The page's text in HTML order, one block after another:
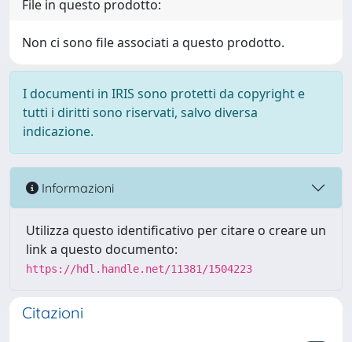
File in questo prodotto:
Non ci sono file associati a questo prodotto.
I documenti in IRIS sono protetti da copyright e
tutti i diritti sono riservati, salvo diversa
indicazione.
Informazioni
Utilizza questo identificativo per citare o creare un
link a questo documento:
https://hdl.handle.net/11381/1504223
Citazioni